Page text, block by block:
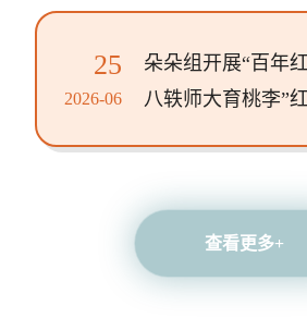
25
2026-06
朵朵组开展“百年
八轶师大育桃李”
查看更多+